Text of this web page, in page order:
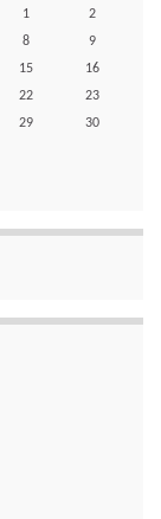
1
2
8
9
15
16
22
23
29
30